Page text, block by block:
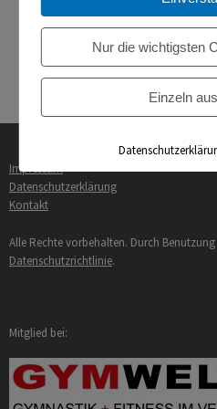
« Nikolaus beim TVB
Impressum
Datenschutzerklärung
Kontakt
Alle Rechte vorbehalten. Durch
Datenschutzrichtlinie.
Mitglied bei:
Nur die wichtigsten
Einzeln